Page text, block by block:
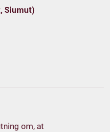
Siumut)
om, at